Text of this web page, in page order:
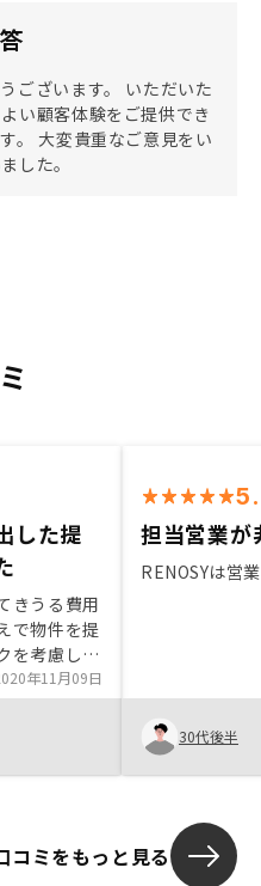
ございます。 いただいた
い顧客体験をご提供でき
。 大変貴重なご意見をい
した。
した提
きうる費用
で物件を提
を考慮した
しい。不動
の段階で
あろう点を
ても信頼
込みをして
手続きがで
年11月09日
担当営業が
RENOSYは営
30代後半
コミをもっと見る